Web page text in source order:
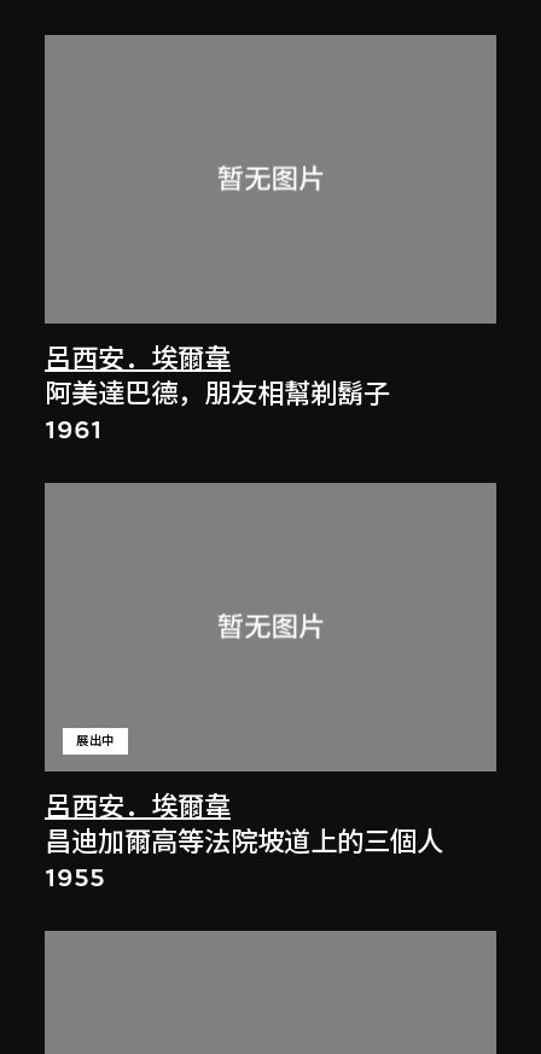
呂西安．埃爾韋
阿美達巴德，朋友相幫剃鬍子
1961
呂西安．埃爾韋
展出中
昌迪加爾高等法院坡道上的三個人
1955